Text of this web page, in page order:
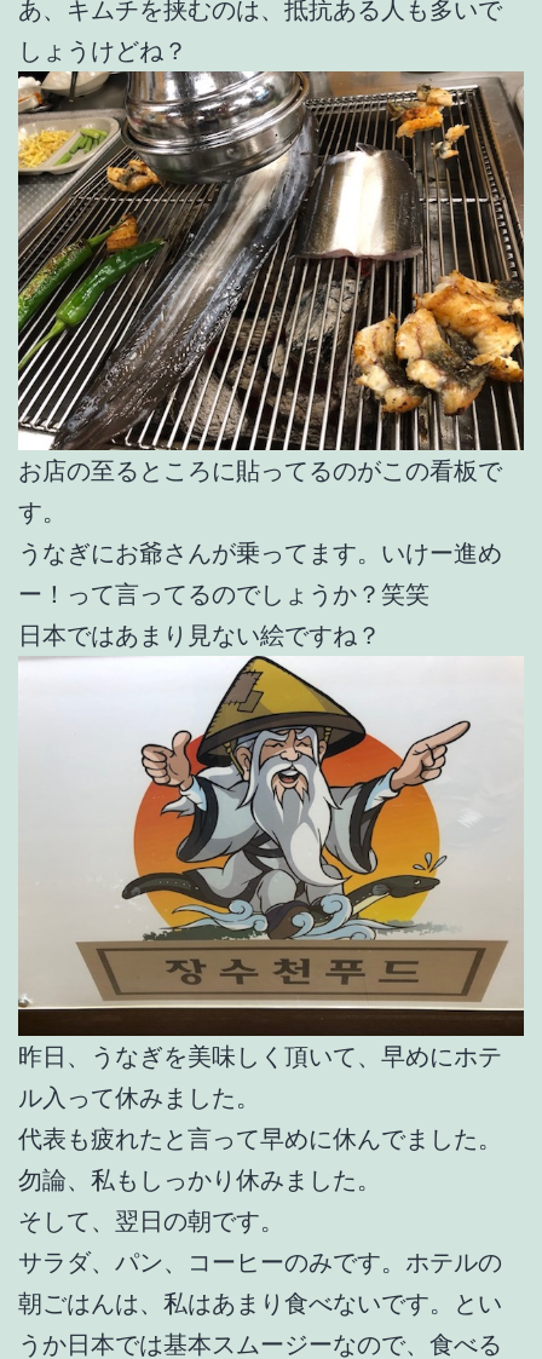
あ、キムチを挟むのは、抵抗ある人も多いで
しょうけどね？
お店の至るところに貼ってるのがこの看板で
す。
うなぎにお爺さんが乗ってます。いけー進め
ー！って言ってるのでしょうか？笑笑
日本ではあまり見ない絵ですね？
昨日、うなぎを美味しく頂いて、早めにホテ
ル入って休みました。
代表も疲れたと言って早めに休んでました。
勿論、私もしっかり休みました。
そして、翌日の朝です。
サラダ、パン、コーヒーのみです。ホテルの
朝ごはんは、私はあまり食べないです。とい
うか日本では基本スムージーなので、食べる